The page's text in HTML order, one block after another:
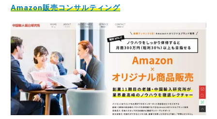
Amazon販売コンサルティング